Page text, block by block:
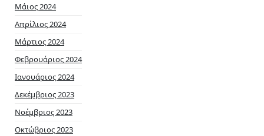
Μάιος 2024
Απρίλιος 2024
Μάρτιος 2024
Φεβρουάριος 2024
Ιανουάριος 2024
Δεκέμβριος 2023
Νοέμβριος 2023
Οκτώβριος 2023